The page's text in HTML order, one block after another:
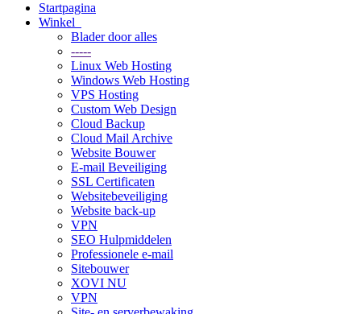
Startpagina
Winkel
Blader door alles
-----
Linux Web Hosting
Windows Web Hosting
VPS Hosting
Custom Web Design
Cloud Backup
Cloud Mail Archive
Website Bouwer
E-mail Beveiliging
SSL Certificaten
Websitebeveiliging
Website back-up
VPN
SEO Hulpmiddelen
Professionele e-mail
Sitebouwer
XOVI NU
VPN